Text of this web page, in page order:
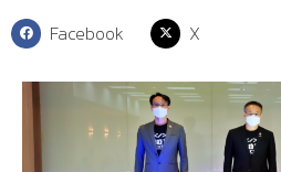
Facebook X